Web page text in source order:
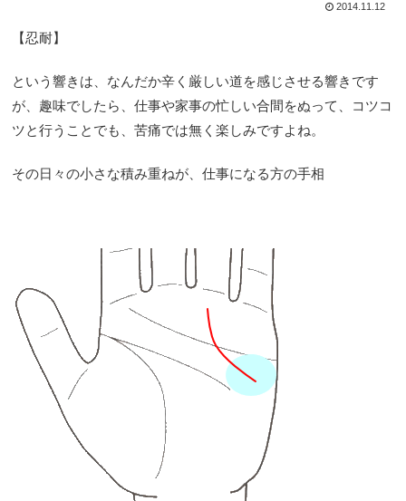
2014.11.12
【忍耐】
という響きは、なんだか辛く厳しい道を感じさせる響きです
が、趣味でしたら、仕事や家事の忙しい合間をぬって、コツコ
ツと行うことでも、苦痛では無く楽しみですよね。
その日々の小さな積み重ねが、仕事になる方の手相